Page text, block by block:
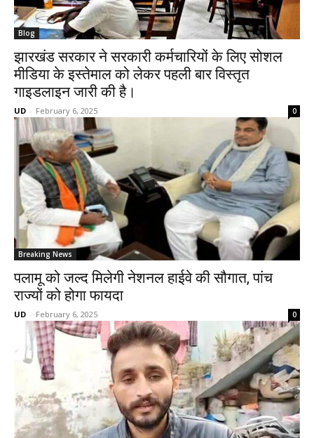
Blog
झारखंड सरकार ने सरकारी कर्मचारियों के लिए सोशल
मीडिया के इस्तेमाल को लेकर पहली बार विस्तृत
गाइडलाइन जारी की है।
UD - February 6, 2025 0
Breaking News
पलामू को जल्द मिलेगी नेशनल हाईवे की सौगात, पांच
राज्यों को होगा फायदा
UD - February 6, 2025 0